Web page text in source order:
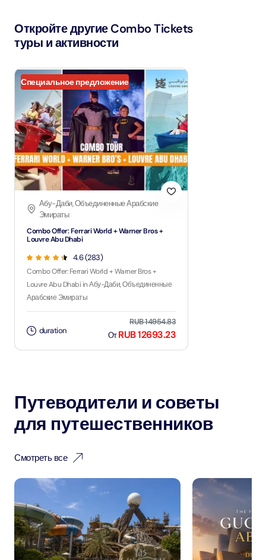
Откройте другие Combo Tickets
туры и активности
Специальное предложение
Абу-Даби, Объединенные Арабские
Эмираты
Combo Offer: Ferrari World + Warner Bros +
Louvre Abu Dhabi
4.6 (283)
Combo Offer: Ferrari World + Warner Bros +
Louvre Abu Dhabi in Абу-Даби, Объединенные
Арабские Эмираты
duration
RUB 14954.83
ОтRUB 12693.23
Путеводители и советы
для путешественников
Смотреть все